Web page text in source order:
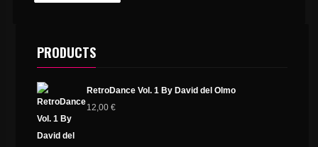
PRODUCTS
RetroDance Vol. 1 By David del Olmo
12,00 €